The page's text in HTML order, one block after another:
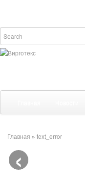
Главная » text_error
‹